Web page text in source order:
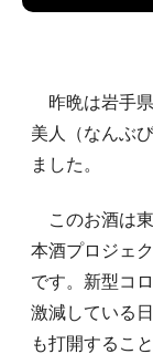
昨晩は岩手
美人（なんぶ
ました。
このお酒は東
本酒プロジェ
です。新型コ
激減している
も打開するこ